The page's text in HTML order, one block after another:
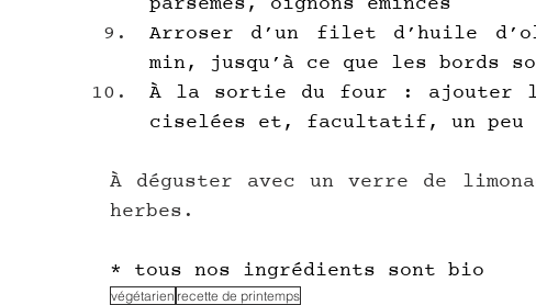
Arroser d’un filet d’huile
min, jusqu’à ce que les bords
À la sortie du four : ajouter
ciselées et, facultatif, un peu
À déguster avec un verre de
herbes.
* tous nos ingrédients sont bio
végétarien recette de printemps